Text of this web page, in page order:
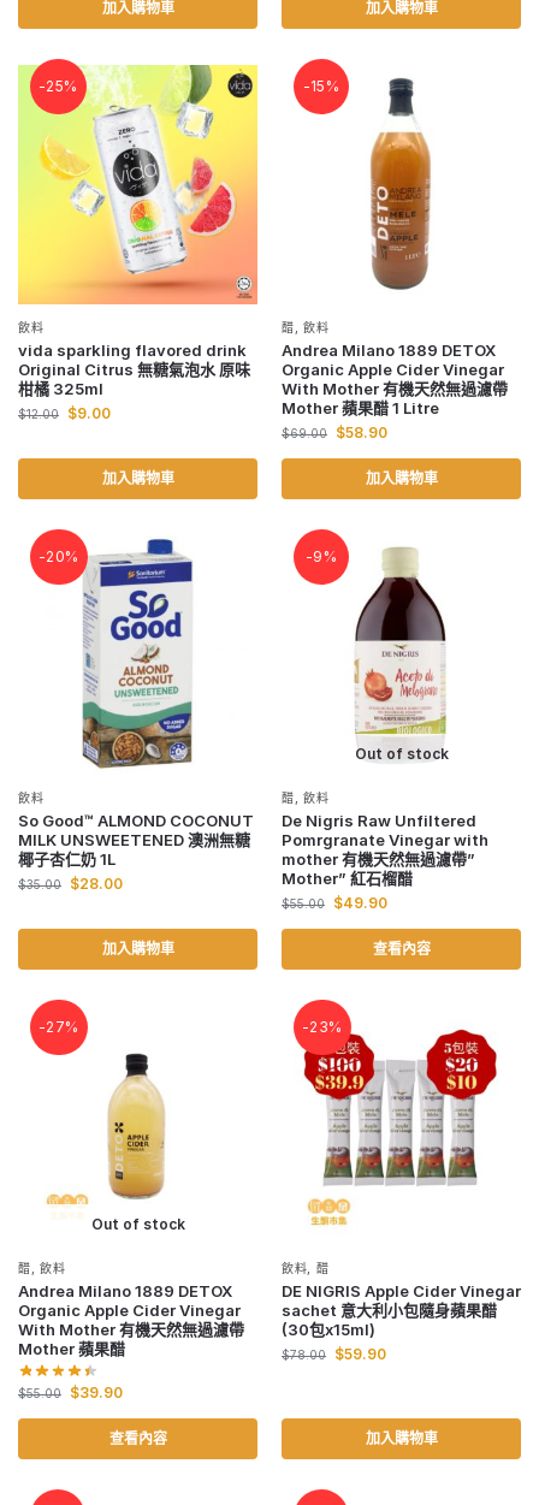
加入購物車 加入購物車
-25%
飲料
vida sparkling flavored drink
Original Citrus 無糖氣泡水 原味
柑橘 325ml
$12.00 $9.00
加入購物車
-15%
醋 ,飲料
Andrea Milano 1889 DETOX
Organic Apple Cider Vinegar
With Mother 有機天然無過濾帶
Mother 蘋果醋 1 Litre
$69.00 $58.90
加入購物車
-20%
飲料
So Good™ ALMOND COCONUT
MILK UNSWEETENED 澳洲無糖
椰子杏仁奶 1L
$35.00 $28.00
加入購物車
-9%
Out of stock
醋 ,飲料
De Nigris Raw Unfiltered
Pomrgranate Vinegar with
mother 有機天然無過濾帶”
Mother” 紅石榴醋
$55.00 $49.90
查看內容
-27%
Out of stock
醋 ,飲料
Andrea Milano 1889 DETOX
Organic Apple Cider Vinegar
With Mother 有機天然無過濾帶
Mother 蘋果醋
$55.00 $39.90
查看內容
-23%
飲料 醋
DE NIGRIS Apple Cider Vinegar
sachet 意大利小包隨身蘋果醋
(30包x15ml)
$78.00 $59.90
加入購物車